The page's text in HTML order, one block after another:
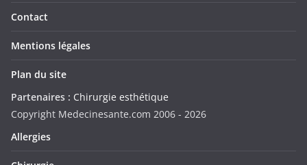
Contact
Mentions légales
Plan du site
Partenaires : Chirurgie esthétique
Copyright Medecinesante.com 2006 - 2026
Allergies